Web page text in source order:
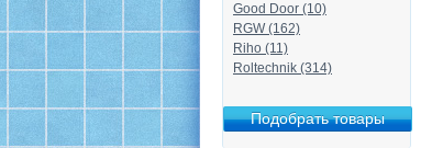
Good Door (10)
RGW (162)
Riho (11)
Roltechnik (314)